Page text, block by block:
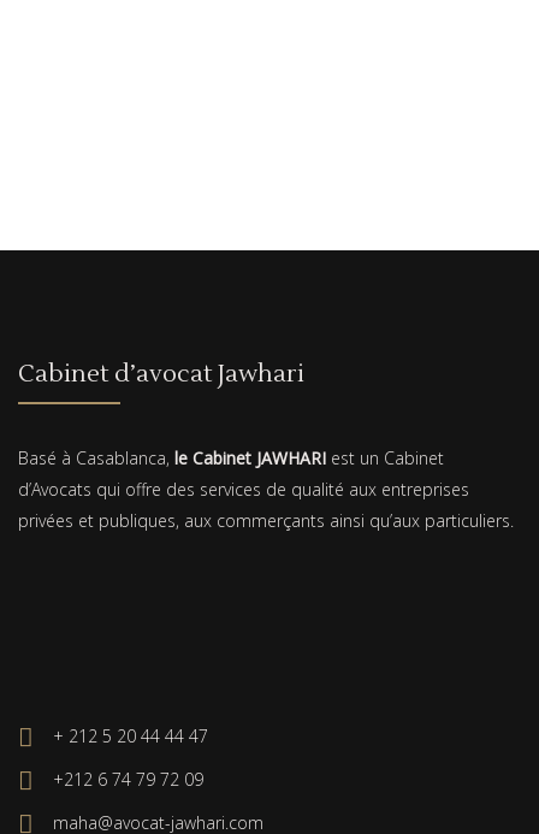
Cabinet d’avocat Jawhari
Basé à Casablanca, le Cabinet JAWHARI est un Cabinet
d’Avocats qui offre des services de qualité aux entreprises
privées et publiques, aux commerçants ainsi qu’aux particuliers.
+ 212 5 20 44 44 47
+212 6 74 79 72 09
maha@avocat-jawhari.com